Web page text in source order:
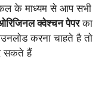
के माध्यम से आप सभी
क्वेश्चन पेपरका
करना चाहते है तो
सकते हैं